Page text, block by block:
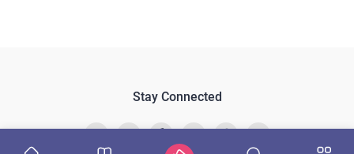
Stay Connected